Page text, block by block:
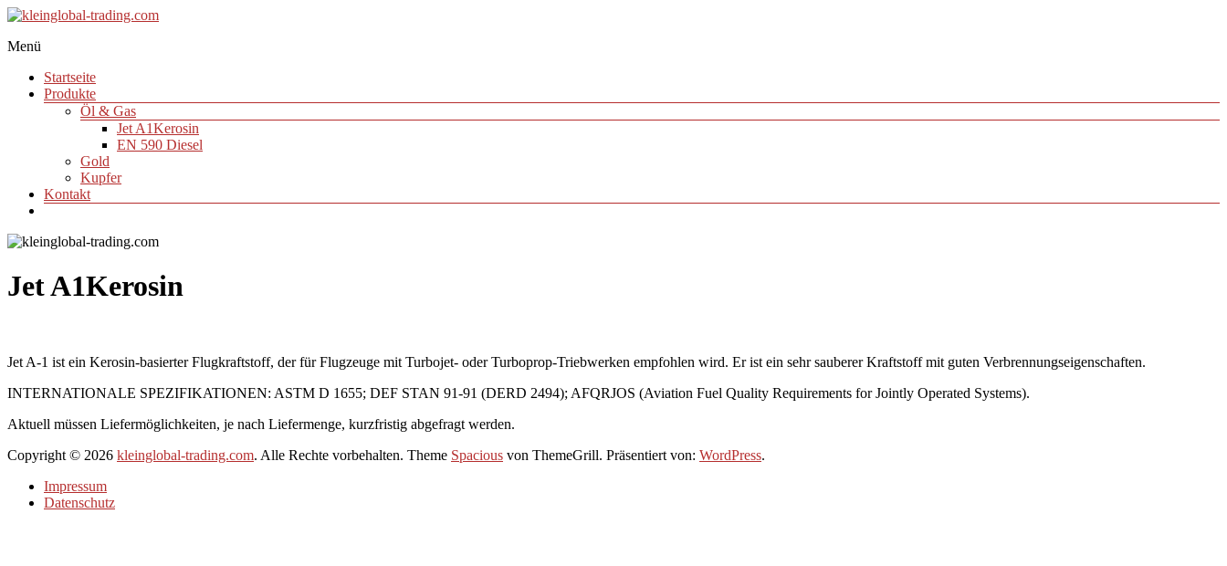
Zum
springen
kleinglobal-
trading.com
Menü
Startseite
Produkte
Öl & Gas
Jet A1Kerosin
EN 590 Diesel
Gold
Kupfer
Kontakt
Jet A1Kerosin
Jet A-1 ist ein Kerosin-basierter Flugkraftstoff, der für Flugzeuge mit Turbojet- oder Turboprop-Triebwerken empfohlen wird. Er ist ein sehr sauberer Kraftstoff mit guten Verbrennungseigenschaften.
INTERNATIONALE SPEZIFIKATIONEN: ASTM D 1655; DEF STAN 91-91 (DERD 2494); AFQRJOS (Aviation Fuel Quality Requirements for Jointly Operated Systems).
Aktuell müssen Liefermöglichkeiten, je nach Liefermenge, kurzfristig abgefragt werden.
Copyright © 2026 kleinglobal-trading.com. Alle Rechte vorbehalten. Theme Spacious von ThemeGrill. Präsentiert von: WordPress.
Impressum
Datenschutz